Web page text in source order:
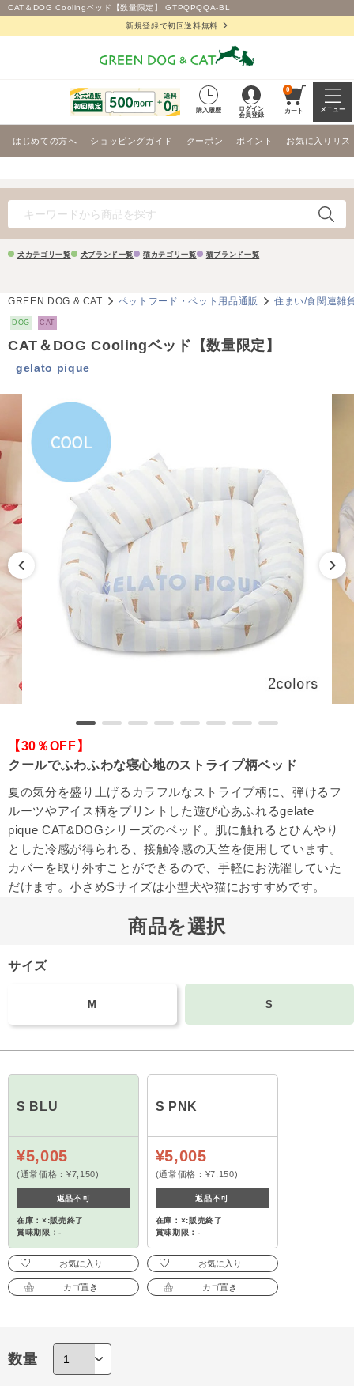
CAT＆DOG Coolingベッド【数量限定】 GTPQPQQA-BL
新規登録で初回送料無料
購入履歴
ログイン
会員登録
0
カート メニュー
はじめての方へ ショッピングガイド クーポン ポイント お気に入りリス
犬カテゴリ一覧 犬ブランド一覧 猫カテゴリ一覧 猫ブランド一覧
GREEN DOG & CAT ペットフード・ペット用品通販 住まい/食関連雑
DOG CAT
CAT＆DOG Coolingベッド【数量限定】
gelato pique
【30％OFF】
クールでふわふわな寝心地のストライプ柄ベッド
夏の気分を盛り上げるカラフルなストライプ柄に、弾けるフ
ルーツやアイス柄をプリントした遊び心あふれるgelate
pique CAT&DOGシリーズのベッド。肌に触れるとひんやり
とした冷感が得られる、接触冷感の天竺を使用しています。
カバーを取り外すことができるので、手軽にお洗濯していた
だけます。小さめSサイズは小型犬や猫におすすめです。
商品を選択
サイズ
M S
S BLU
¥5,005
(通常価格：¥7,150)
返品不可
在庫：×:販売終了
賞味期限：-
お気に入り
カゴ置き
S PNK
¥5,005
(通常価格：¥7,150)
返品不可
在庫：×:販売終了
賞味期限：-
お気に入り
カゴ置き
数量